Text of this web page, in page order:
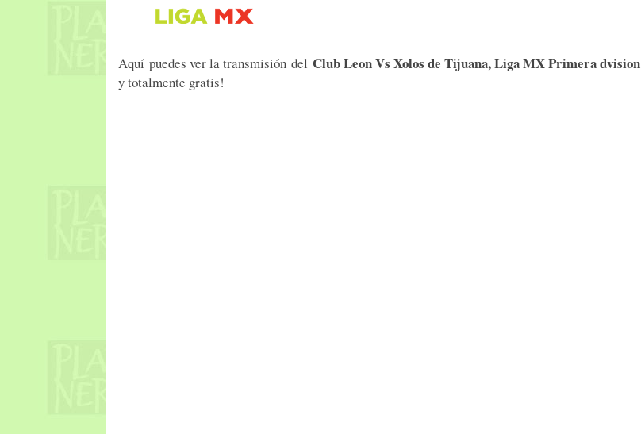
Aquí puedes ver la transmisión del Club Leon Vs Xolos de Tijuana, Liga MX Primera dvision
y totalmente gratis!